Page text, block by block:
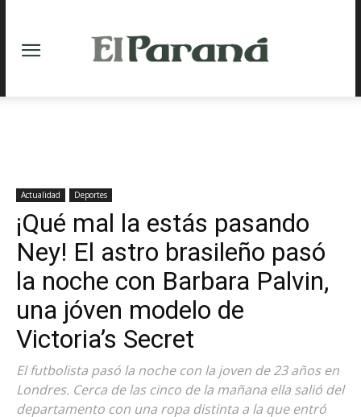
Actualidad Deportes
¡Qué mal la estás pasando
Ney! El astro brasileño pasó
la noche con Barbara Palvin,
una jóven modelo de
Victoria’s Secret
El futbolista pasó la noche con la joven de 23 años en
Londres. Cerca de las cinco de la mañana ella salió del
departamento con una ropa distinta a la que entró